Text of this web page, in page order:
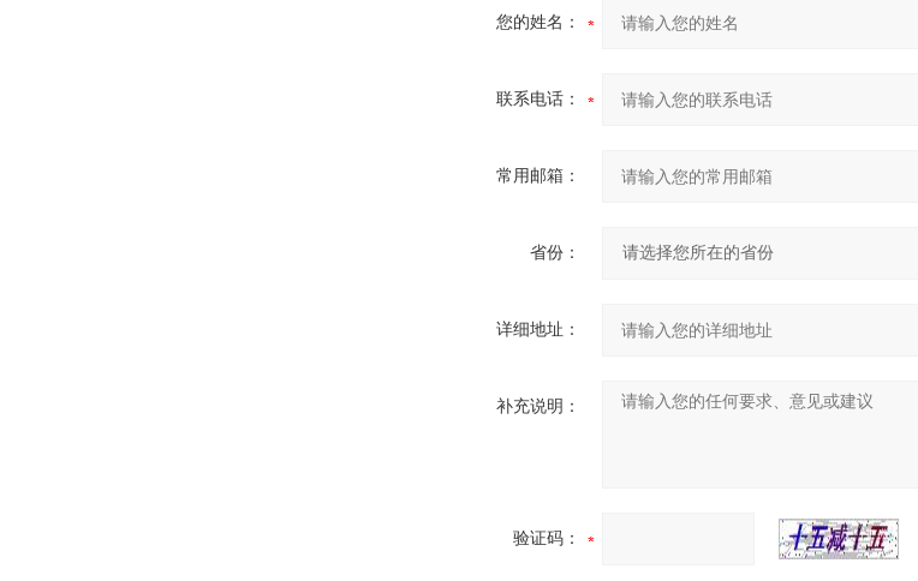
您的姓名：
联系电话：
常用邮箱：
省份：
详细地址：
补充说明：
验证码：